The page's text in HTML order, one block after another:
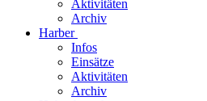
Aktivitäten
Archiv
Harber
Infos
Einsätze
Aktivitäten
Archiv